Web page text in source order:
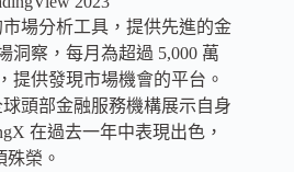
場分析工具，提供先進的金
洞察，每月為超過 5,000 萬
提供發現市場機會的平台。
頭部金融服務機構展示自身
在過去一年中表現出色，
殊榮。